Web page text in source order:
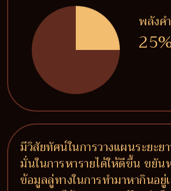
พลังค
มีวิสัยทัศน์ในการวางแผนระยะย
มั่นในการหารายได้ให้ดีขึ้น ขยัน
ข้อมูลลู่ทางในการทำมาหากินอยู่